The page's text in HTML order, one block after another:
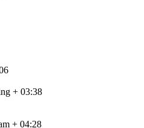
+ 03:38
+ 04:28